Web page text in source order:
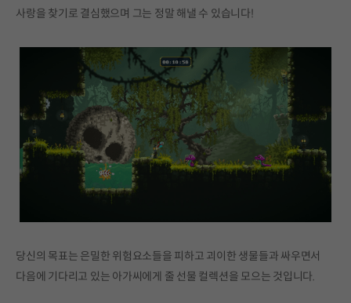
사랑을 찾기로 결심했으며 그는 정말 해낼 수 있습니다!
당신의 목표는 은밀한 위험요소들을 피하고 괴이한 생물들과 싸우면서
다음에 기다리고 있는 아가씨에게 줄 선물 컬렉션을 모으는 것입니다.